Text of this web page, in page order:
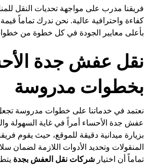
فريقنا مدرب على مواجهة تحديات النقل
كفاءة واحترافية عالية. نحن ندرك تماماً قيمة
بأعلى معايير الجودة في كل خطوة من
نقل عفش جدة
بخطوات مدروسة
نعتمد في خدماتنا على خطوات مدروسة
عفش جدة الأحساء أمراً في غاية السهولة
بزيارة ميدانية دقيقة للموقع، حيث يقوم
المنقولات وتحديد الأدوات اللازمة لضمان
تماماً أن اختيارشركات نقل العفش بجدة